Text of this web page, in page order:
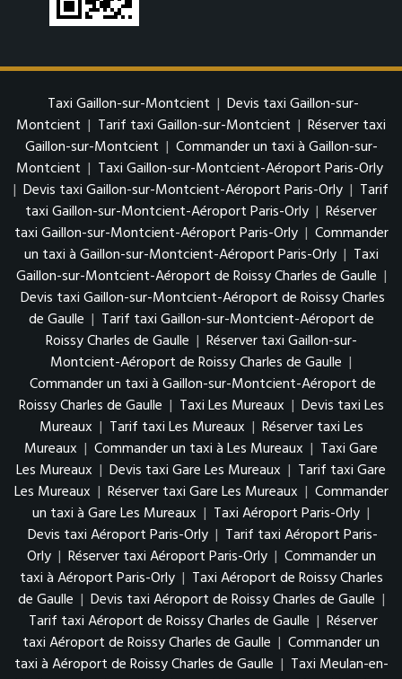
Taxi Gaillon-sur-Montcient | Devis taxi Gaillon-sur-
Montcient | Tarif taxi Gaillon-sur-Montcient | Réserver taxi
Gaillon-sur-Montcient | Commander un taxi à Gaillon-sur-
Montcient | Taxi Gaillon-sur-Montcient-Aéroport Paris-Orly
| Devis taxi Gaillon-sur-Montcient-Aéroport Paris-Orly | Tarif
taxi Gaillon-sur-Montcient-Aéroport Paris-Orly | Réserver
taxi Gaillon-sur-Montcient-Aéroport Paris-Orly | Commander
un taxi à Gaillon-sur-Montcient-Aéroport Paris-Orly | Taxi
Gaillon-sur-Montcient-Aéroport de Roissy Charles de Gaulle |
Devis taxi Gaillon-sur-Montcient-Aéroport de Roissy Charles
de Gaulle | Tarif taxi Gaillon-sur-Montcient-Aéroport de
Roissy Charles de Gaulle | Réserver taxi Gaillon-sur-
Montcient-Aéroport de Roissy Charles de Gaulle |
Commander un taxi à Gaillon-sur-Montcient-Aéroport de
Roissy Charles de Gaulle | Taxi Les Mureaux | Devis taxi Les
Mureaux | Tarif taxi Les Mureaux | Réserver taxi Les
Mureaux | Commander un taxi à Les Mureaux | Taxi Gare
Les Mureaux | Devis taxi Gare Les Mureaux | Tarif taxi Gare
Les Mureaux | Réserver taxi Gare Les Mureaux | Commander
un taxi à Gare Les Mureaux | Taxi Aéroport Paris-Orly |
Devis taxi Aéroport Paris-Orly | Tarif taxi Aéroport Paris-
Orly | Réserver taxi Aéroport Paris-Orly | Commander un
taxi à Aéroport Paris-Orly | Taxi Aéroport de Roissy Charles
de Gaulle | Devis taxi Aéroport de Roissy Charles de Gaulle |
Tarif taxi Aéroport de Roissy Charles de Gaulle | Réserver
taxi Aéroport de Roissy Charles de Gaulle | Commander un
taxi à Aéroport de Roissy Charles de Gaulle | Taxi Meulan-en-